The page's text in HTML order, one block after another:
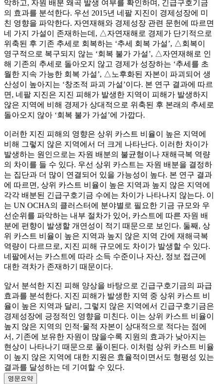
악하고, 자원 배분 왜곡 발생 여부를 확인하며, 긴급구호기금
의 효과를 분석한다. 우선 2015년 네팔 지진이 경제성장에 미
친 영향을 파악한다. 자연재해와 경제성장 관련 문헌에 따르면
네 가지 가설이 존재하는데, △자연재해로 경제가 단기적으로
위축된 후 기존 추세로 회복하는 ‘추세 회복 가설’, △회복이
영구적으로 복구되지 않는 ‘회복 불가 가설’, △자연재해로 인
해 기존의 추세로 돌아오지 않고 경제가 성장하는 ‘추세를 초
월한 지속 가능한 회복 가설’, △노후화된 자본이 파괴되어 생
산성이 높아지는 ‘창조적 파괴 가설’이다. 본 연구 결과에 따르
면, 네팔 지진은 지진 피해가 발생한 지역이 피해가 발생하지
않은 지역에 비해 경제가 상대적으로 위축된 후 본래의 추세로
돌아오지 않아 ‘회복 불가 가설’에 가깝다.
이러한 지진 피해의 영향은 상위 카스트 비율이 높은 지역에
비해 그렇지 않은 지역에서 더 크게 나타난다. 이러한 차이가
발생하는 원인으로는 자원 배분의 불균형이나 재해극복 역량
의 차이를 들 수 있다. 우선 상위 카스트는 자원 배분을 결정하
는 집단과 더 많이 연결되어 있을 가능성이 높다. 본 연구 결과
에 따르면, 상위 카스트 비율이 높은 지역과 높지 않은 지역에
각각 배분된 긴급구호기금 수에는 차이가 나타나지 않는다. 이
는 UN OCHA의 클러스터에 분야별로 필요한 기금 규모와 우
선순위를 파악하는 내부 절차가 있어, 카스트에 따른 자원 배
분에 편향이 발생할 개연성이 적기 때문으로 보인다. 둘째, 상
위 카스트 비율이 높은 지역과 높지 않은 지역 간에 재해극복
역량이 다르므로, 지진 피해 규모에도 차이가 발생할 수 있다.
네팔에서는 카스트에 따라 소득 수준이나 자산, 정보 접근에
대한 격차가 존재하기 때문이다.
앞서 분석한 지진 피해 양상을 바탕으로 긴급구호기금의 파급
효과를 분석한다. 지진 피해가 발생한 지역 중 상위 카스트 비
율이 높은 지역과 달리, 그렇지 않은 지역에서 긴급구호기금은
경제성장에 긍정적인 영향을 미친다. 이는 상위 카스트 비율이
높지 않은 지역의 인적·물적 자본이 상대적으로 적다는 점에
서, 기존에 보유한 자원이 많을수록 지원의 효과가 낮아지는
현상이 나타나기 때문으로 풀이된다. 이처럼 상위 카스트 비율
이 높지 않은 지역에 대한 지원은 효율적이면서도 형평성 있는
결과를 달성하는 데 기여할 수 있다.
영문요약